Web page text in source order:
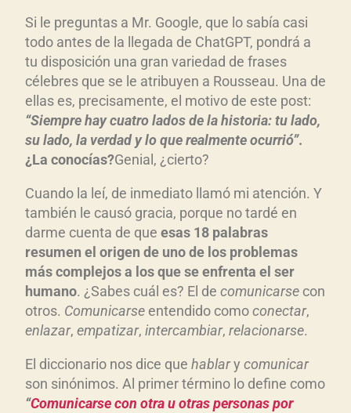
r
d
e
a
u
d
i
o
Si le preguntas a Mr. Google, que lo sabía casi
todo antes de la llegada de ChatGPT, pondrá a
tu disposición una gran variedad de frases
célebres que se le atribuyen a Rousseau. Una de
ellas es, precisamente, el motivo de este post:
“Siempre hay cuatro lados de la historia: tu lado,
su lado, la verdad y lo que realmente ocurrió”.
¿La conocías?Genial, ¿cierto?
Cuando la leí, de inmediato llamó mi atención. Y
también le causó gracia, porque no tardé en
darme cuenta de que esas 18 palabras
resumen el origen de uno de los problemas
más complejos a los que se enfrenta el ser
humano. ¿Sabes cuál es? El de comunicarse con
otros. Comunicarse entendido comoconectar,
enlazar, empatizar, intercambiar, relacionarse.
El diccionario nos dice que hablary comunicar
son sinónimos. Al primer término lo define como
“Comunicarse con otra u otras personas por